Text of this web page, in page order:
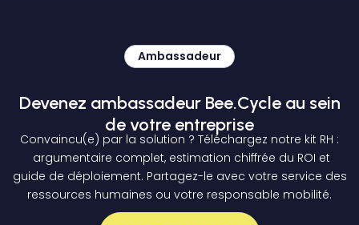
Ambassadeur
Devenez ambassadeur Bee.Cycle au sein
de votre entreprise
Convaincu(e) par la solution ? Téléchargez notre kit RH :
argumentaire complet, estimation chiffrée du ROI et
guide de déploiement. Partagez-le avec votre service des
ressources humaines ou votre responsable mobilité.